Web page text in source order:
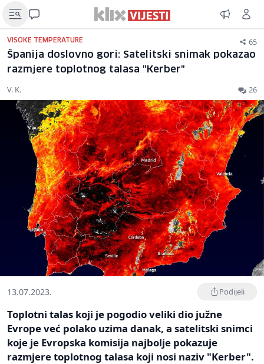
VISOKE TEMPERATURE 65
Španija doslovno gori: Satelitski snimak pokazao
razmjere toplotnog talasa "Kerber"
V. K. 26
13.07.2023. Podijeli
Toplotni talas koji je pogodio veliki dio južne
Evrope već polako uzima danak, a satelitski snimci
koje je Evropska komisija najbolje pokazuje
razmjere toplotnog talasa koji nosi naziv "Kerber".